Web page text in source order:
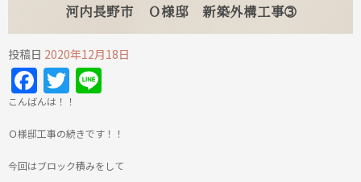
河内長野市 Ｏ様邸 新築外構工事➂
投稿日 2020年12月18日
Facebook
Twitter
こんばんは！！
Ｏ様邸工事の続きです！！
今回はブロック積みをして